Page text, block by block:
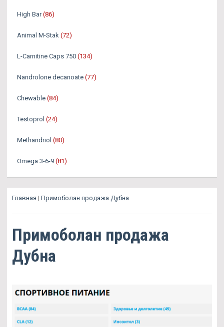
High Bar (86)
Animal M-Stak (72)
L-Carnitine Caps 750 (134)
Nandrolone decanoate (77)
Chewable (84)
Testoprol (24)
Methandriol (80)
Omega 3-6-9 (81)
Главная | Примоболан продажа Дубна
Примоболан продажа
Дубна